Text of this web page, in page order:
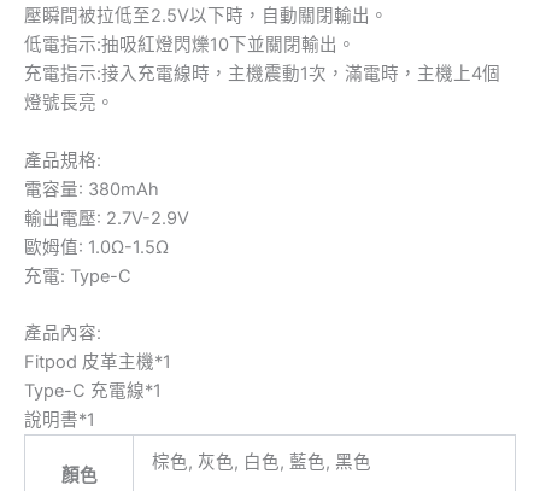
壓瞬間被拉低至2.5V以下時，自動關閉輸出。
低電指示:抽吸紅燈閃爍10下並關閉輸出。
充電指示:接入充電線時，主機震動1次，滿電時，主機上4個
燈號長亮。
產品規格:
電容量: 380mAh
輸出電壓: 2.7V-2.9V
歐姆值: 1.0Ω-1.5Ω
充電: Type-C
產品內容:
Fitpod 皮革主機*1
Type-C 充電線*1
說明書*1
顏色
棕色, 灰色, 白色, 藍色, 黑色